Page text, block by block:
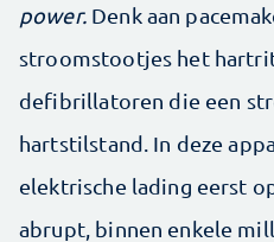
power. Denk aan
stroomstootjes het
defibrillatoren die een
hartstilstand. In deze
elektrische lading eerst
abrupt, binnen enkele